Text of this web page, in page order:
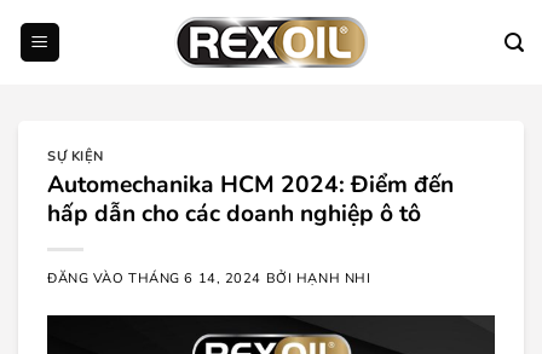
SỰ KIỆN
Automechanika HCM 2024: Điểm đến
hấp dẫn cho các doanh nghiệp ô tô
ĐĂNG VÀOTHÁNG 6 14, 2024 BỞI HẠNH NHI